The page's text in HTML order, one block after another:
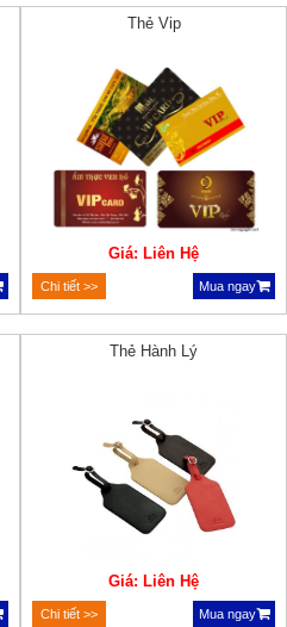
Thẻ Vip
Giá: Liên Hệ
Chi tiết >> Mua ngay
Thẻ Hành Lý
Giá: Liên Hệ
Chi tiết >> Mua ngay